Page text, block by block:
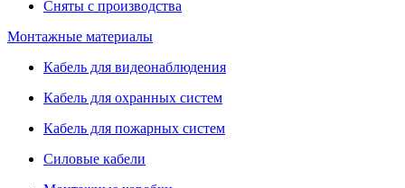
Сняты с производства
Монтажные материалы
Кабель для видеонаблюдения
Кабель для охранных систем
Кабель для пожарных систем
Силовые кабели